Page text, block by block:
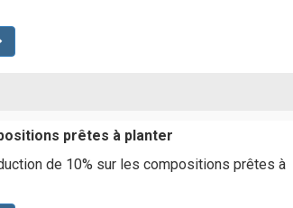
prêtes à planter
de 10% sur les compositions prêtes à